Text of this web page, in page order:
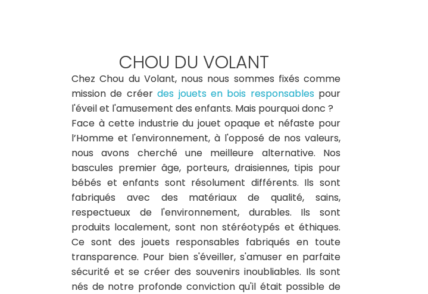
CHOU DU VOLANT
Chez Chou du Volant, nous nous sommes fixés comme
mission de créerdes jouets en bois responsablespour
l'éveil et l'amusement des enfants. Mais pourquoi donc ?
Face à cette industrie du jouet opaque et néfaste pour
l’Homme et l'environnement, à l'opposé de nos valeurs,
nous avons cherché une meilleure alternative. Nos
bascules premier âge, porteurs, draisiennes, tipis pour
bébés et enfants sont résolument différents. Ils sont
fabriqués avec des matériaux de qualité, sains,
respectueux de l'environnement, durables. Ils sont
produits localement, sont non stéréotypés et éthiques.
Ce sont des jouets responsables fabriqués en toute
transparence. Pour bien s'éveiller, s'amuser en parfaite
sécurité et se créer des souvenirs inoubliables. Ils sont
nés de notre profonde conviction qu'il était possible de